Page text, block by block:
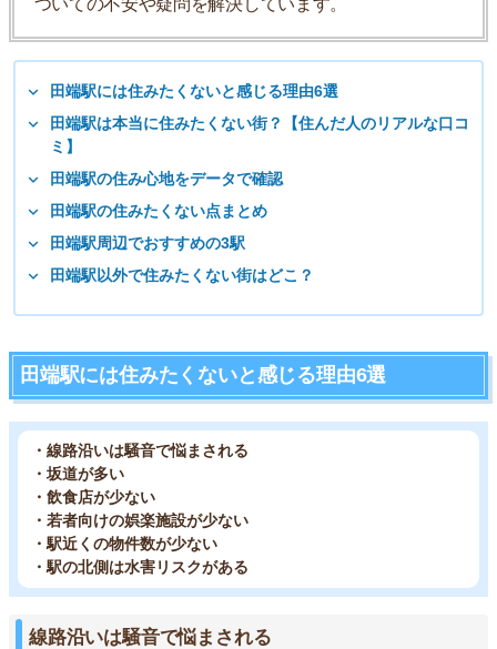
田端駅には住みたくないと感じる理由6選
田端駅は本当に住みたくない街？【住んだ人のリアルな口コ
ミ】
田端駅の住み心地をデータで確認
田端駅の住みたくない点まとめ
田端駅周辺でおすすめの3駅
田端駅以外で住みたくない街はどこ？
田端駅には住みたくないと感じる理由6選
・線路沿いは騒音で悩まされる
・坂道が多い
・飲食店が少ない
・若者向けの娯楽施設が少ない
・駅近くの物件数が少ない
・駅の北側は水害リスクがある
線路沿いは騒音で悩まされる